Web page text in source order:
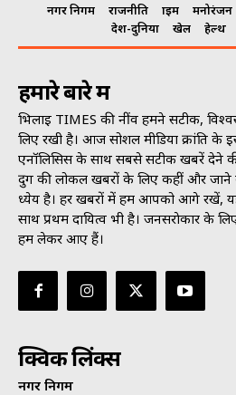
नगर निगम राजनीति क्राइम मनोरंजन
देश-दुनिया
खेल हेल्थ
हमारे बारे में
भिलाई TIMES की नींव हमने सटीक,
लिए रखी है। आज सोशल मीडिया क्रांति
एनॉलिसिस के साथ सबसे सटीक खबरें देने की
दुर्ग की लोकल खबरों के लिए कहीं और जाने
ध्येय है। हर खबरों में हम आपको आगे रखें, यह
साथ प्रथम दायित्व भी है। जनसराेकार के
हम लेकर आए हैं।
क्विक लिंक्स
नगर निगम